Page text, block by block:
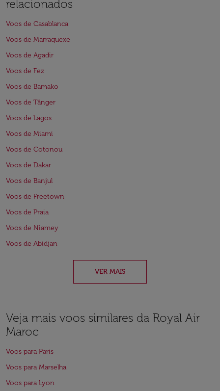
relacionados
Voos de Casablanca
Voos de Marraquexe
Voos de Agadir
Voos de Fez
Voos de Bamako
Voos de Tânger
Voos de Lagos
Voos de Miami
Voos de Cotonou
Voos de Dakar
Voos de Banjul
Voos de Freetown
Voos de Praia
Voos de Niamey
Voos de Abidjan
VER MAIS
Veja mais voos similares da Royal Air
Maroc
Voos para Paris
Voos para Marselha
Voos para Lyon